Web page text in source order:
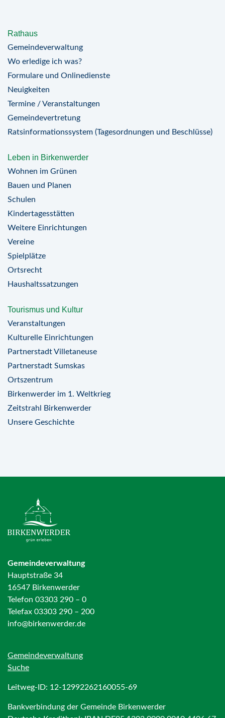
Rathaus
Gemeindeverwaltung
Wo erledige ich was?
Formulare und Onlinedienste
Neuigkeiten
Termine / Veranstaltungen
Gemeindevertretung
Ratsinformationssystem (Tagesordnungen und Beschlüsse)
Leben in Birkenwerder
Wohnen im Grünen
Bauen und Planen
Schulen
Kindertagesstätten
Weitere Einrichtungen
Vereine
Spielplätze
Ortsrecht
Haushaltssatzungen
Tourismus und Kultur
Veranstaltungen
Kulturelle Einrichtungen
Partnerstadt Villetaneuse
Partnerstadt Sumskas
Ortszentrum
Birkenwerder im 1. Weltkrieg
Zeitstrahl Birkenwerder
Unsere Geschichte
Gemeindeverwaltung
Hauptstraße 34
16547 Birkenwerder
Telefon 03303 290 – 0
Telefax 03303 290 – 200
info@birkenwerder.de
Gemeindeverwaltung
Suche
Leitweg-ID: 12-12992262160055-69
Bankverbindung der Gemeinde Birkenwerder